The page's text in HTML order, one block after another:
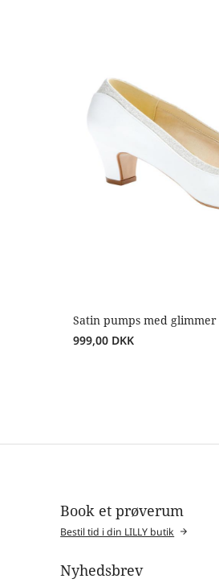
Satin pumps med glimmer
999,00 DKK
Book et prøverum
Bestil tid i din LILLY butik
Nyhedsbrev